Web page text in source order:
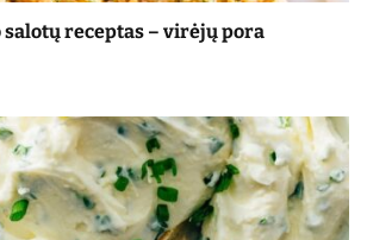
receptas – virėjų pora